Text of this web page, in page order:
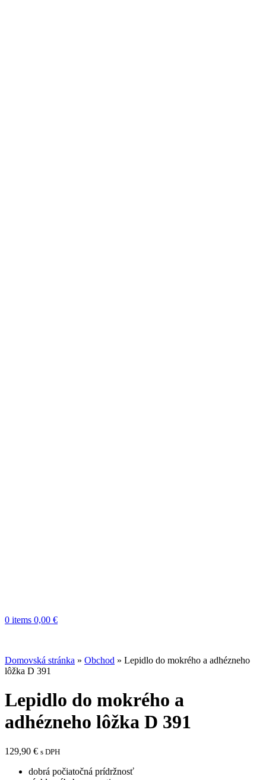
0 items 0,00 €
Domovská stránka » Obchod » Lepidlo do mokrého a adhézneho
lôžka D 391
Lepidlo do mokrého a
adhézneho lôžka D 391
129,90 € s DPH
dobrá počiatočná prídržnosť